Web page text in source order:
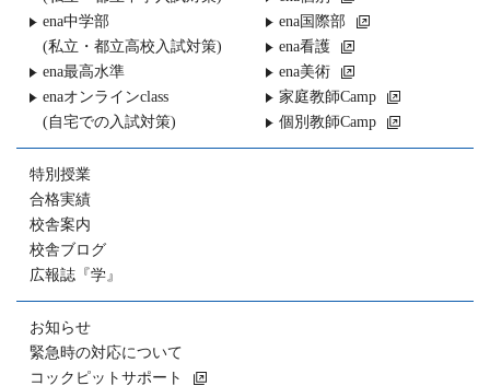
ena中学部
(私立・都立高校入試対策)
ena最高水準
enaオンラインclass
(自宅での入試対策)
ena国際部
ena看護
ena美術
家庭教師Camp
個別教師Camp
特別授業
合格実績
校舎案内
校舎ブログ
広報誌『学』
お知らせ
緊急時の対応について
コックピットサポート